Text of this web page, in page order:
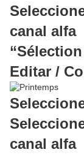
canal alfa
Editar /
canal alfa